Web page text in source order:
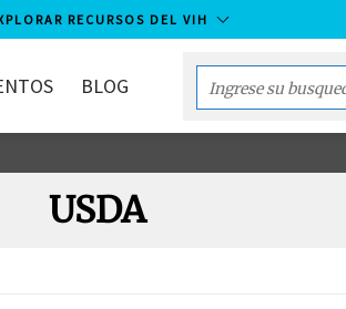
RECURSOS DEL VIH
BLOG
Enter
your
USDA